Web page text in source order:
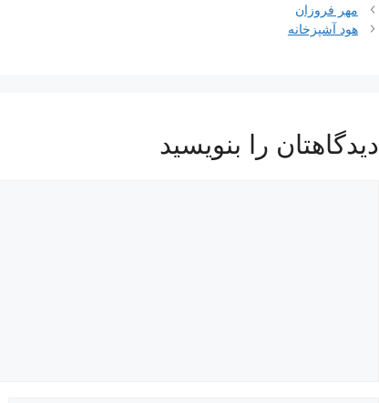
ناوبری
نوشته‌ها
مهر فروزان
هود آشپزخانه
دیدگاهتان را بنویسید